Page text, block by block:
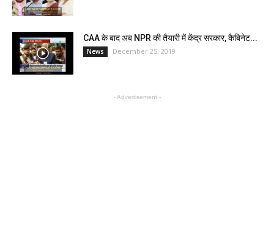
CAA के बाद अब NPR की तैयारी में केंद्र सरकार, कैबिनेट...
News December 25, 2019
- Advertisement -